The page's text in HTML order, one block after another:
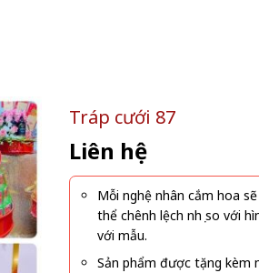
Tráp cưới 87
Liên hệ
Mỗi nghệ nhân cắm hoa
thể chênh lệch nhẹ so với
với mẫu.
Sản phẩm được tặng kèm